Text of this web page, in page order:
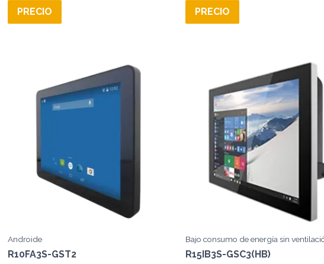
PRECIO PRECIO
Androide
R10FA3S-GST2
Bajo consumo de energía sin
R15IB3S-GSC3(HB)